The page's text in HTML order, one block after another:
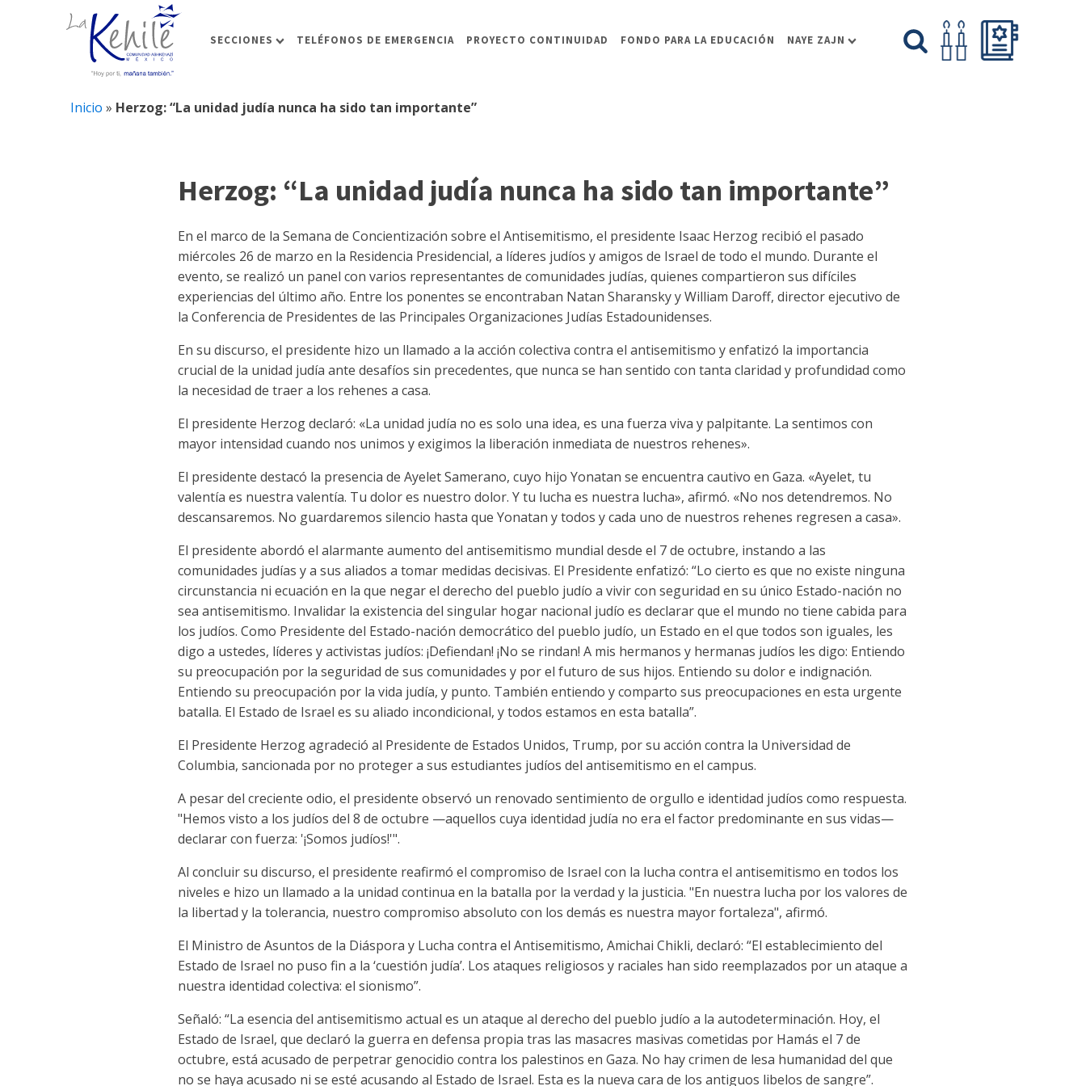
SECCIONES TELÉFONOS DE EMERGENCIA PROYECTO CONTINUIDAD FONDO PARA LA EDUCACIÓN NAYE ZAJN
Inicio » Herzog: “La unidad judía nunca ha sido tan importante”
Herzog: “La unidad judía nunca ha sido tan importante”
En el marco de la Semana de Concientización sobre el Antisemitismo, el presidente Isaac Herzog recibió el pasado
miércoles 26 de marzo en la Residencia Presidencial, a líderes judíos y amigos de Israel de todo el mundo. Durante el
evento, se realizó un panel con varios representantes de comunidades judías, quienes compartieron sus difíciles
experiencias del último año. Entre los ponentes se encontraban Natan Sharansky y William Daroff, director ejecutivo de
la Conferencia de Presidentes de las Principales Organizaciones Judías Estadounidenses.
En su discurso, el presidente hizo un llamado a la acción colectiva contra el antisemitismo y enfatizó la importancia
crucial de la unidad judía ante desafíos sin precedentes, que nunca se han sentido con tanta claridad y profundidad como
la necesidad de traer a los rehenes a casa.
El presidente Herzog declaró: «La unidad judía no es solo una idea, es una fuerza viva y palpitante. La sentimos con
mayor intensidad cuando nos unimos y exigimos la liberación inmediata de nuestros rehenes».
El presidente destacó la presencia de Ayelet Samerano, cuyo hijo Yonatan se encuentra cautivo en Gaza. «Ayelet, tu
valentía es nuestra valentía. Tu dolor es nuestro dolor. Y tu lucha es nuestra lucha», afirmó. «No nos detendremos. No
descansaremos. No guardaremos silencio hasta que Yonatan y todos y cada uno de nuestros rehenes regresen a casa».
El presidente abordó el alarmante aumento del antisemitismo mundial desde el 7 de octubre, instando a las
comunidades judías y a sus aliados a tomar medidas decisivas. El Presidente enfatizó: “Lo cierto es que no existe ninguna
circunstancia ni ecuación en la que negar el derecho del pueblo judío a vivir con seguridad en su único Estado-nación no
sea antisemitismo. Invalidar la existencia del singular hogar nacional judío es declarar que el mundo no tiene cabida para
los judíos. Como Presidente del Estado-nación democrático del pueblo judío, un Estado en el que todos son iguales, les
digo a ustedes, líderes y activistas judíos: ¡Defiendan! ¡No se rindan! A mis hermanos y hermanas judíos les digo: Entiendo
su preocupación por la seguridad de sus comunidades y por el futuro de sus hijos. Entiendo su dolor e indignación.
Entiendo su preocupación por la vida judía, y punto. También entiendo y comparto sus preocupaciones en esta urgente
batalla. El Estado de Israel es su aliado incondicional, y todos estamos en esta batalla”.
El Presidente Herzog agradeció al Presidente de Estados Unidos, Trump, por su acción contra la Universidad de
Columbia, sancionada por no proteger a sus estudiantes judíos del antisemitismo en el campus.
A pesar del creciente odio, el presidente observó un renovado sentimiento de orgullo e identidad judíos como respuesta.
"Hemos visto a los judíos del 8 de octubre —aquellos cuya identidad judía no era el factor predominante en sus vidas—
declarar con fuerza: '¡Somos judíos!'".
Al concluir su discurso, el presidente reafirmó el compromiso de Israel con la lucha contra el antisemitismo en todos los
niveles e hizo un llamado a la unidad continua en la batalla por la verdad y la justicia. "En nuestra lucha por los valores de
la libertad y la tolerancia, nuestro compromiso absoluto con los demás es nuestra mayor fortaleza", afirmó.
El Ministro de Asuntos de la Diáspora y Lucha contra el Antisemitismo, Amichai Chikli, declaró: “El establecimiento del
Estado de Israel no puso fin a la ‘cuestión judía’. Los ataques religiosos y raciales han sido reemplazados por un ataque a
nuestra identidad colectiva: el sionismo”.
Señaló: “La esencia del antisemitismo actual es un ataque al derecho del pueblo judío a la autodeterminación. Hoy, el
Estado de Israel, que declaró la guerra en defensa propia tras las masacres masivas cometidas por Hamás el 7 de
octubre, está acusado de perpetrar genocidio contra los palestinos en Gaza. No hay crimen de lesa humanidad del que
no se haya acusado ni se esté acusando al Estado de Israel. Esta es la nueva cara de los antiguos libelos de sangre”.